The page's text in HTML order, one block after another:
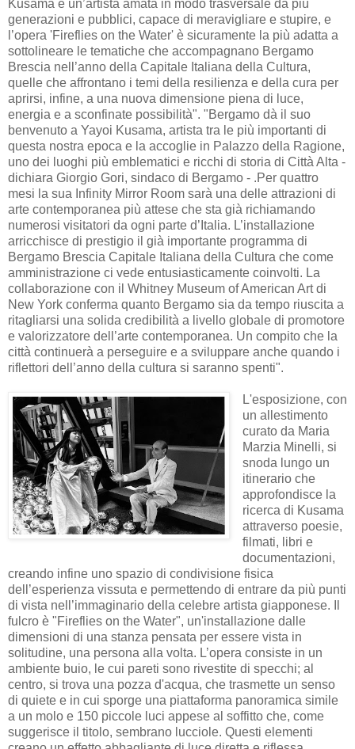
Kusama è un’artista amata in modo trasversale da più
generazioni e pubblici, capace di meravigliare e stupire, e
l’opera 'Fireflies on the Water' è sicuramente la più adatta a
sottolineare le tematiche che accompagnano Bergamo
Brescia nell’anno della Capitale Italiana della Cultura,
quelle che affrontano i temi della resilienza e della cura per
aprirsi, infine, a una nuova dimensione piena di luce,
energia e a sconfinate possibilità". "Bergamo dà il suo
benvenuto a Yayoi Kusama, artista tra le più importanti di
questa nostra epoca e la accoglie in Palazzo della Ragione,
uno dei luoghi più emblematici e ricchi di storia di Città Alta -
dichiara Giorgio Gori, sindaco di Bergamo - .Per quattro
mesi la sua Infinity Mirror Room sarà una delle attrazioni di
arte contemporanea più attese che sta già richiamando
numerosi visitatori da ogni parte d’Italia. L’installazione
arricchisce di prestigio il già importante programma di
Bergamo Brescia Capitale Italiana della Cultura che come
amministrazione ci vede entusiasticamente coinvolti. La
collaborazione con il Whitney Museum of American Art di
New York conferma quanto Bergamo sia da tempo riuscita a
ritagliarsi una solida credibilità a livello globale di promotore
e valorizzatore dell’arte contemporanea. Un compito che la
città continuerà a perseguire e a sviluppare anche quando i
riflettori dell’anno della cultura si saranno spenti".
L'esposizione, con
un allestimento
curato da Maria
Marzia Minelli, si
snoda lungo un
itinerario che
approfondisce la
ricerca di Kusama
attraverso poesie,
filmati, libri e
documentazioni,
creando infine uno spazio di condivisione fisica
dell’esperienza vissuta e permettendo di entrare da più punti
di vista nell’immaginario della celebre artista giapponese. Il
fulcro è "Fireflies on the Water", un'installazione dalle
dimensioni di una stanza pensata per essere vista in
solitudine, una persona alla volta. L’opera consiste in un
ambiente buio, le cui pareti sono rivestite di specchi; al
centro, si trova una pozza d'acqua, che trasmette un senso
di quiete e in cui sporge una piattaforma panoramica simile
a un molo e 150 piccole luci appese al soffitto che, come
suggerisce il titolo, sembrano lucciole. Questi elementi